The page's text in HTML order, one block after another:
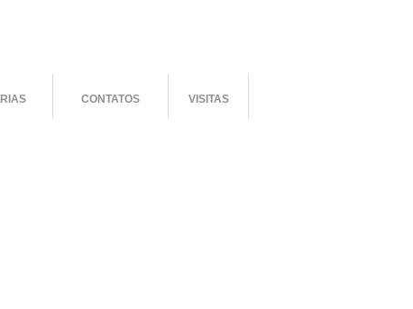
CONTATOS VISITAS